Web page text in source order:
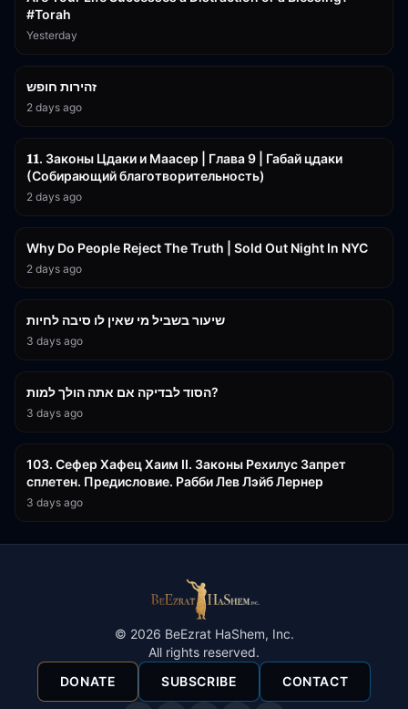
#Torah
Yesterday
זהירות חופש
2 days ago
𝟏𝟏. Законы Цдаки и Маасер | Глава 9 | Габай цдаки
(Собирающий благотворительность)
2 days ago
Why Do People Reject The Truth | Sold Out Night In NYC
2 days ago
שיעור בשביל מי שאין לו סיבה לחיות
3 days ago
הסוד לבדיקה אם אתה הולך למות?
3 days ago
103. Сефер Хафец Хаим II. Законы Рехилус Запрет
сплетен. Предисловие. Рабби Лев Лэйб Лернер
3 days ago
© 2026 BeEzrat HaShem, Inc.
All rights reserved.
DONATE
SUBSCRIBE CONTACT